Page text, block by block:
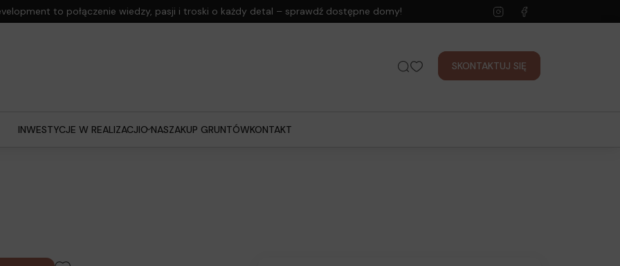
to połączenie wiedzy, pasji i troski o każdy detal – sprawdź dostępne domy!
SKONTAKTUJ SIĘ
INWESTYCJE W REALIZACJIO NASZAKUP GRUNTÓWKONTAKT